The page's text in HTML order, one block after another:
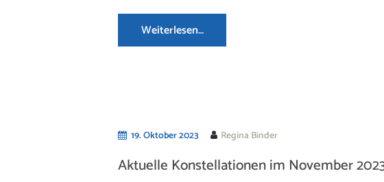
Weiterlesen…
19. Oktober 2023 Regina Binder
Aktuelle Konstellationen im November